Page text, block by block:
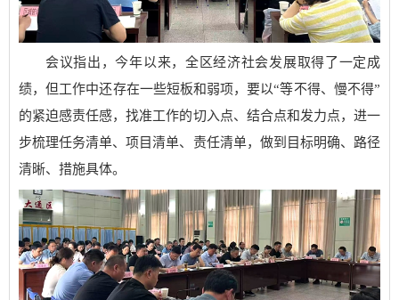
会议指出，今年以来，全区经济社会发展取得了一定成
绩，但工作中还存在一些短板和弱项，要以“等不得、慢不得”
的紧迫感责任感，找准工作的切入点、结合点和发力点，进一
步梳理任务清单、项目清单、责任清单，做到目标明确、路径
清晰、措施具体。